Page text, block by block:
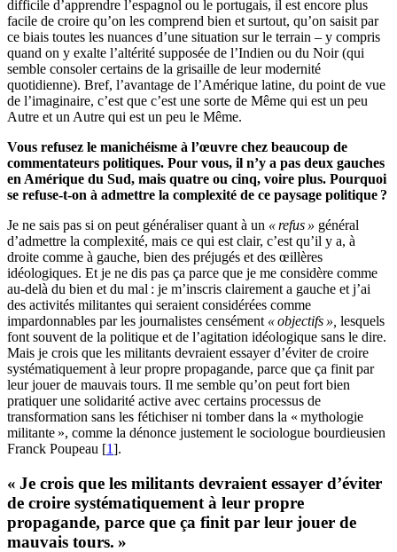
difficile d’apprendre l’espagnol ou le portugais, il est encore plus
facile de croire qu’on les comprend bien et surtout, qu’on saisit par
ce biais toutes les nuances d’une situation sur le terrain – y compris
quand on y exalte l’altérité supposée de l’Indien ou du Noir (qui
semble consoler certains de la grisaille de leur modernité
quotidienne). Bref, l’avantage de l’Amérique latine, du point de vue
de l’imaginaire, c’est que c’est une sorte de Même qui est un peu
Autre et un Autre qui est un peu le Même.
Vous refusez le manichéisme à l’œuvre chez beaucoup de
commentateurs politiques. Pour vous, il n’y a pas deux gauches
en Amérique du Sud, mais quatre ou cinq, voire plus. Pourquoi
se refuse-t-on à admettre la complexité de ce paysage politique ?
Je ne sais pas si on peut généraliser quant à un « refus » général
d’admettre la complexité, mais ce qui est clair, c’est qu’il y a, à
droite comme à gauche, bien des préjugés et des œillères
idéologiques. Et je ne dis pas ça parce que je me considère comme
au-delà du bien et du mal : je m’inscris clairement a gauche et j’ai
des activités militantes qui seraient considérées comme
impardonnables par les journalistes censément « objectifs », lesquels
font souvent de la politique et de l’agitation idéologique sans le dire.
Mais je crois que les militants devraient essayer d’éviter de croire
systématiquement à leur propre propagande, parce que ça finit par
leur jouer de mauvais tours. Il me semble qu’on peut fort bien
pratiquer une solidarité active avec certains processus de
transformation sans les fétichiser ni tomber dans la « mythologie
militante », comme la dénonce justement le sociologue bourdieusien
Franck Poupeau [1].
« Je crois que les militants devraient essayer d’éviter
de croire systématiquement à leur propre
propagande, parce que ça finit par leur jouer de
mauvais tours. »